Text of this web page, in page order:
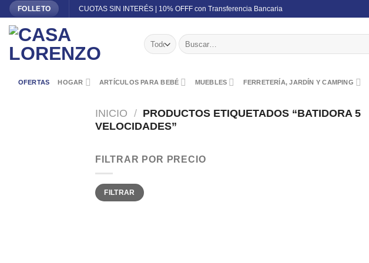
Skip
content
FOLLETO CUOTAS SIN INTERÉS | 10% OFFF con Transferencia Bancaria
Buscar
por:
OFERTAS HOGAR ARTÍCULOS PARA BEBÉ MUEBLES FERRETERÍA, JARDÍN Y CAMPING
INICIO / PRODUCTOS ETIQUETADOS “BATIDORA 5
VELOCIDADES”
FILTRAR POR PRECIO
Precio
mínimo
Precio
máximo
FILTRAR